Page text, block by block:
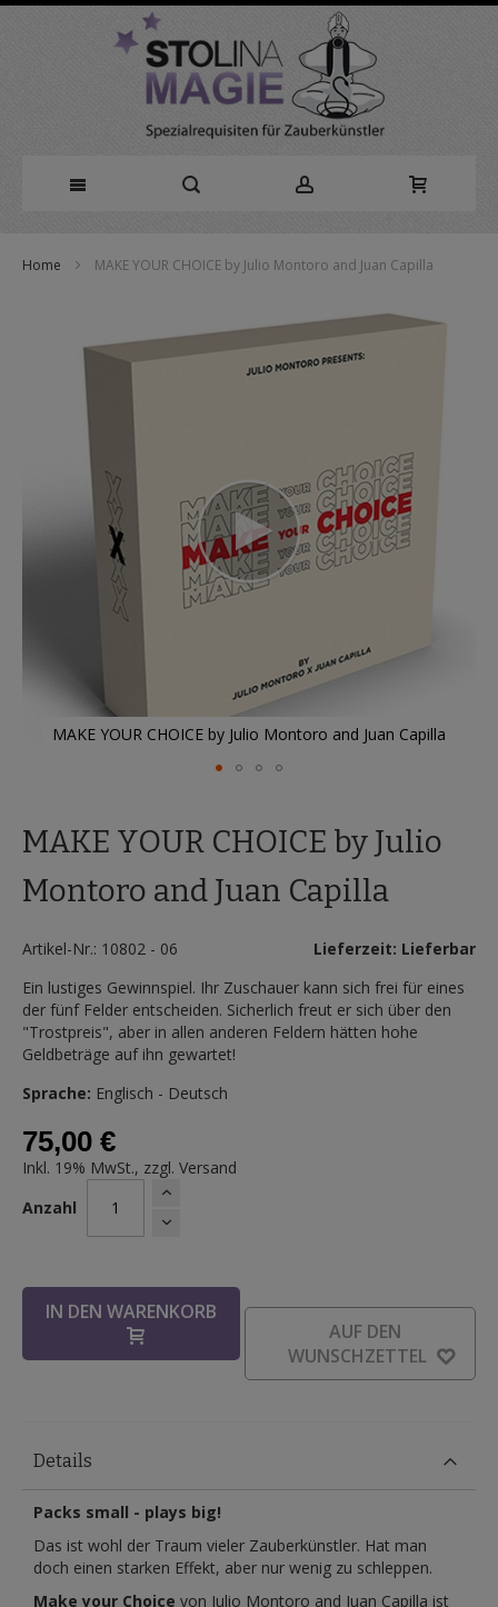
zumHome MAKE YOUR CHOICE by Julio Montoro and Juan Capilla
Bildergalerie
MAKE YOUR CHOICE by Julio Montoro and Juan Capilla
der
springen
MAKE YOUR CHOICE by Julio
Montoro and Juan Capilla
Artikel-Nr.: 10802 - 06
Lieferzeit: Lieferbar
Ein lustiges Gewinnspiel. Ihr Zuschauer kann sich frei für eines
der fünf Felder entscheiden. Sicherlich freut er sich über den
"Trostpreis", aber in allen anderen Feldern hätten hohe
Geldbeträge auf ihn gewartet!
Sprache: Englisch - Deutsch
75,00 €
Inkl. 19% MwSt., zzgl. Versand
Anzahl
IN DEN WARENKORB
AUF DEN
WUNSCHZETTEL
Details
Packs small - plays big!
Das ist wohl der Traum vieler Zauberkünstler. Hat man
doch einen starken Effekt, aber nur wenig zu schleppen.
Make your Choice von Julio Montoro and Juan Capilla ist